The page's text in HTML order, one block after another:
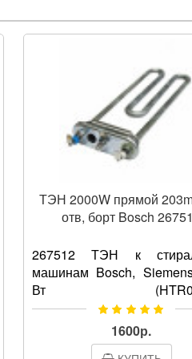
ТЭН 2000W прямой
отв, борт Bosch
267512 ТЭН к
машинам Bosch,
Вт
один из самых
компонентов в
1600р.